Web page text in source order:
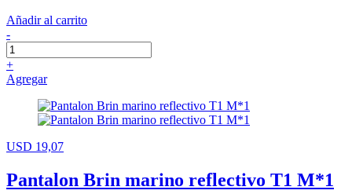
Añadir al carrito
-
+
Agregar
USD 19,07
Pantalon Brin marino reflectivo T1 M*1